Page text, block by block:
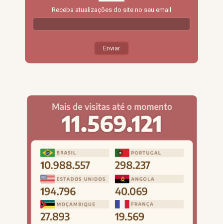
Receba atualizações do site no seu email